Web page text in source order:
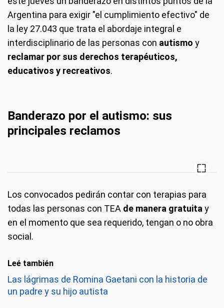
Argentina para exigir "el cumplimiento efectivo" de
la ley 27.043 que trata el abordaje integral e
interdisciplinario de las personas con autismo y
reclamar por sus derechos terapéuticos,
educativos y recreativos.
Banderazo por el autismo: sus
principales reclamos
Los convocados pedirán contar con terapias para
todas las personas con TEA de manera gratuita y
en el momento que sea requerido, tengan o no obra
social.
Leé también
Las lágrimas de Romina Gaetani con la historia de
un padre y su hijo autista